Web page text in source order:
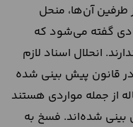
طرفین آن‌ها، منحل
گفته می‌شود که
انحلال اسناد لازم
در قانون پیش بینی شده
از جمله مواردی هستند
شده‌اند. فسخ به